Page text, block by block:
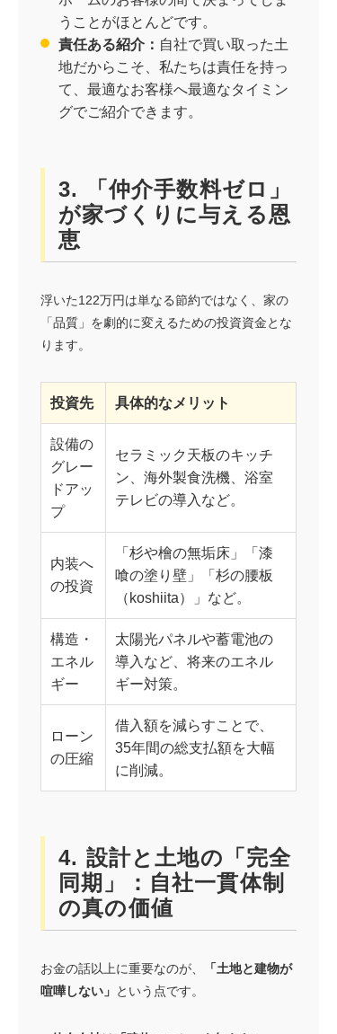
うことがほとんどです。
責任ある紹介： 自社で買い取った土
地だからこそ、私たちは責任を持っ
て、最適なお客様へ最適なタイミン
グでご紹介できます。
3. 「仲介手数料ゼロ」
が家づくりに与える恩
恵
浮いた122万円は単なる節約ではなく、家の
「品質」を劇的に変えるための投資資金とな
ります。
投資先 具体的なメリット
設備の
グレー
ドアッ
プ
セラミック天板のキッチ
ン、海外製食洗機、浴室
テレビの導入など。
内装へ
の投資
「杉や檜の無垢床」「漆
喰の塗り壁」「杉の腰板
（koshiita）」など。
構造・
エネル
ギー
太陽光パネルや蓄電池の
導入など、将来のエネル
ギー対策。
ローン
の圧縮
借入額を減らすことで、
35年間の総支払額を大幅
に削減。
4. 設計と土地の「完全
同期」：自社一貫体制
の真の価値
お金の話以上に重要なのが、
「土地と建物が
喧嘩しない」 という点です。